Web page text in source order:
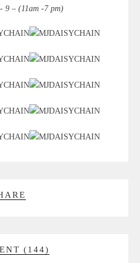
9 – (11am -7 pm)
(144)